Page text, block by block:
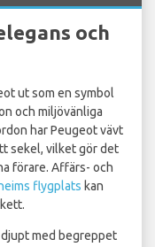
och
ut som en symbol
och miljövänliga
har Peugeot vävt
sekel, vilket gör det
förare. Affärs- och
flygplats kan
med begreppet